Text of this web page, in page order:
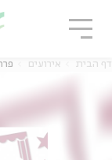
דף הבית אירועים
סגור